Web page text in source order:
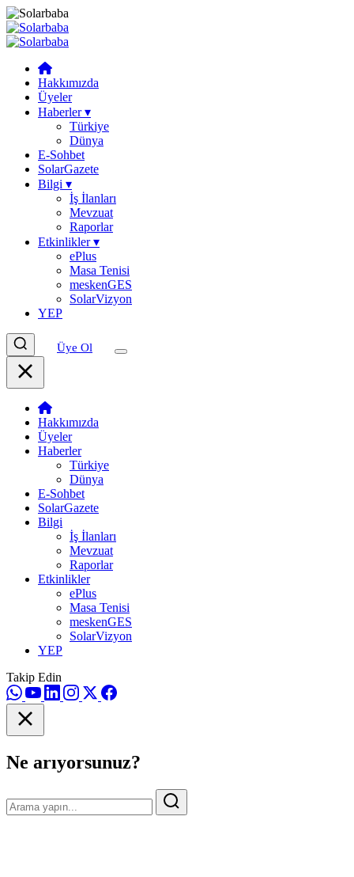
Hakkımızda
Üyeler
Haberler▾
Türkiye
Dünya
E-Sohbet
SolarGazete
Bilgi ▾
İş İlanları
Mevzuat
Raporlar
Etkinlikler▾
ePlus
Masa Tenisi
meskenGES
SolarVizyon
YEP
Üye Ol
Hakkımızda
Üyeler
Haberler
Türkiye
Dünya
E-Sohbet
SolarGazete
Bilgi
İş İlanları
Mevzuat
Raporlar
Etkinlikler
ePlus
Masa Tenisi
meskenGES
SolarVizyon
YEP
Takip Edin
Ne arıyorsunuz?